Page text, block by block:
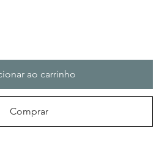
ao carrinho
Comprar